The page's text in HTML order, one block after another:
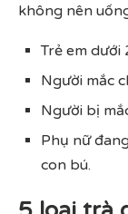
không nên
Trẻ em dưới
Người mắc
Người bị
Phụ nữ
con bú.